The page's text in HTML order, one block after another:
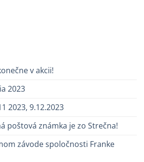
v akcii!
2023
2023, 9.12.2023
poštová známka je zo Strečna!
závode spoločnosti Franke